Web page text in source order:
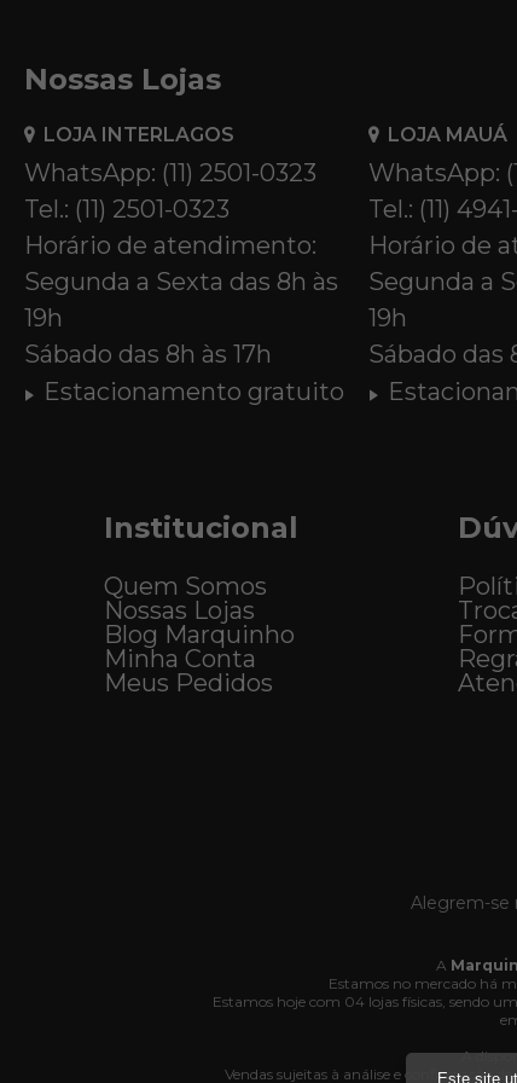
Nossas Lojas
LOJA INTERLAGOS
WhatsApp: (11) 2501-0323
Tel.: (11) 2501-0323
Horário de atendimento:
Segunda a Sexta das 8h às
19h
Sábado das 8h às 17h
Estacionamento gratuito
LOJA MAUÁ
WhatsApp:
Tel.: (11)
Horário de
Segunda a
19h
Sábado das
Institucional
Quem Somos
Nossas Lojas
Blog Marquinho
Minha Conta
Meus Pedidos
Alegrem-se
A
Estamos no mercado há
Estamos hoje com 04 lojas físicas, sendo
A
Vendas sujeitas à análise e confirmação
Este site